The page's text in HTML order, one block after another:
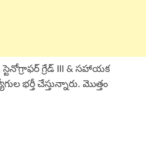
స్టెనోగ్రాఫర్ గ్రేడ్ III & సహాయక
భర్తీ చేస్తున్నారు. మొత్తం